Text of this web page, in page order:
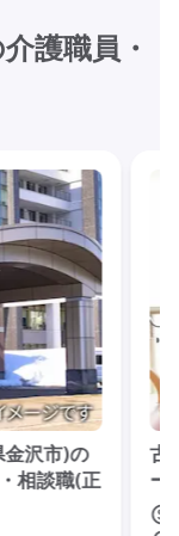
護職員・
沢市)の
相談職(正
古
ー